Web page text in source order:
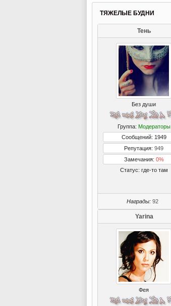
ТЯЖЕЛЫЕ БУДНИ
Тень
Без души
Группа: Модераторы
Сообщений: 1949
Репутация: 949
Замечания: 0%
Статус: где-то там
Награды: 92
Yarina
Фея